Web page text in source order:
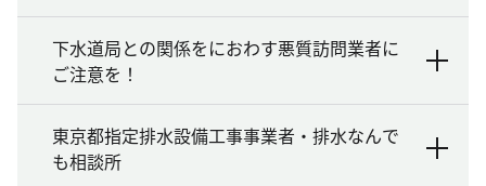
下水道局との関係をにおわす悪質訪問業者に
ご注意を！
東京都指定排水設備工事事業者・排水なんで
も相談所